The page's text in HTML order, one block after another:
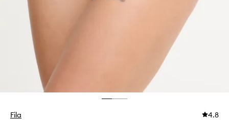
Fila 4.8